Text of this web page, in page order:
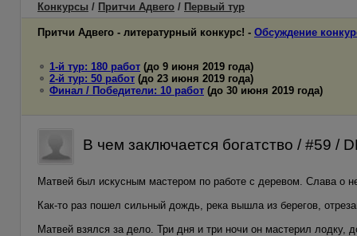
Конкурсы / Притчи Адвего / Первый тур
Притчи Адвего - литературный конкурс! - Обсуждение
1-й тур: 180 работ (до 9 июня 2019 года)
2-й тур: 50 работ (до 23 июня 2019 года)
Финал / Победители: 10 работ (до 30 июня 2019 года)
В чем заключается богатство / #59 /
Матвей был искусным мастером по работе с деревом. Слава о
Как-то раз пошел сильный дождь, река вышла из берегов,
Матвей взялся за дело. Три дня и три ночи он мастерил лодку,